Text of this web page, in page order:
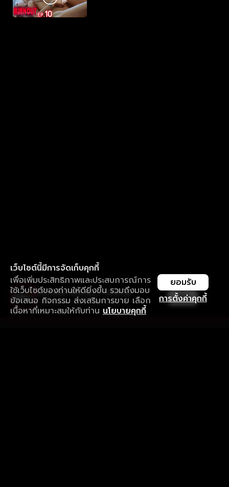
เว็บไซต์นี้มีการจัดเก็บคุกกี้
เพื่อเพิ่มประสิทธิภาพและประสบการณ์การ
ใช้เว็บไซต์ของท่านให้ดียิ่งขึ้น รวมถึงมอบ
ข้อเสนอ กิจกรรม ส่งเสริมการขาย เลือก
เนื้อหาที่เหมาะสมให้กับท่าน นโยบายคุกกี้
การตั้งค่าคุกกี้
ยอมรับ
ใช้งานแอป ลื่นไหลกว่า ไม่มีสะดุด
ดาวน์โหลดแอปเพื่อการรับชมที่ดีกว่า เปิด